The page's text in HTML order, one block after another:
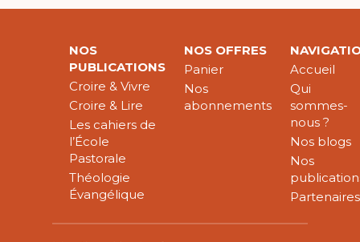
NOS
PUBLICATIONS
Croire & Vivre
Croire & Lire
Les cahiers de
l’École
Pastorale
Théologie
Évangélique
NOS OFFRES
Panier
Nos
abonnements
Accueil
Qui
sommes-
nous ?
Nos blogs
Nos
Partenaires